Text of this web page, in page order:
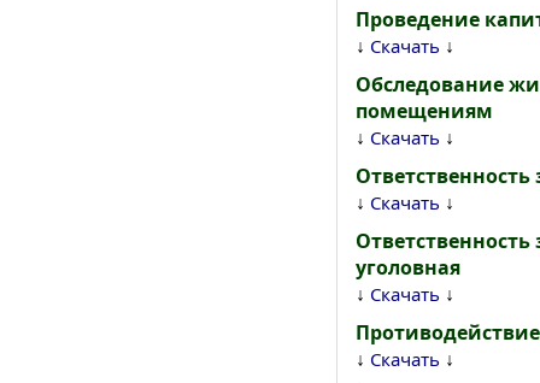
Проведение
↓ Скачать ↓
Обследование
помещениям
↓ Скачать ↓
↓ Скачать ↓
уголовная
↓ Скачать ↓
↓ Скачать ↓